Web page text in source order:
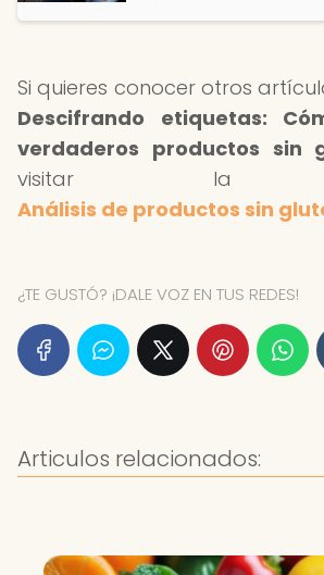
Si quieres conocer otros
Descifrando etiquetas:
verdaderos productos sin
visitar la
Análisis de productos sin
¿TE GUSTÓ? ¡DALE VOZ EN TUS REDES!
Articulos relacionados: